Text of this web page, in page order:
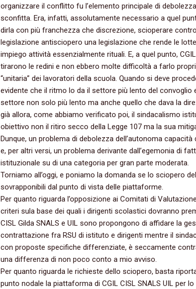
organizzare il conflitto fu l’elemento principale di
sconfitta.‭ ‬Era,‭ ‬infatti,‭ ‬assolutamente necessario a quel
dirla con più franchezza che discrezione,‭ ‬scioperare
legislazione antisciopero una legislazione che rende le
impiego attività essenzialmente rituali.‭ ‬E,‭ ‬a quel punto,‭
‬tirarono le redini e non ebbero molte difficoltà a farlo
“‬unitaria‭” ‬dei lavoratori della scuola.‭ ‬Quando si deve
evidente che il ritmo lo da il settore più lento del convoglio
settore non solo più lento ma anche quello che dava la
già allora,‭ ‬come abbiamo verificato poi,‭ ‬il sindacalismo
obiettivo non il ritiro secco della Legge‭ ‬107‭ ‬ma la sua
Dunque,‭ ‬un problema di debolezza dell’autonoma
e,‭ ‬per altri versi,‭ ‬un problema derivante dall’egemonia di
istituzionale su di una categoria per gran parte moderata.‭
Torniamo all’oggi,‭ ‬e poniamo la domanda se lo sciopero
sovrapponibili dal punto di vista delle piattaforme.
Per quanto riguarda l’opposizione ai Comitati di
criteri sula base dei quali i dirigenti scolastici dovranno
CISL Gilda SNALS e UIL sono propongono di affidare la
contrattazione fra RSU di istituto e dirigenti mentre il
con proposte specifiche differenziate,‭ ‬è seccamente
‬una differenza di non poco conto a mio avviso.
Per quanto riguarda le richieste dello sciopero,‭ ‬basta
punto nodale la piattaforma di CGIL CISL SNALS UIL per